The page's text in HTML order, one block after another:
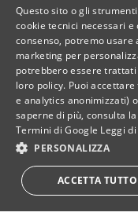
Mappa del sito
Cookie Policy
Contatti
C. Fiscale: 80071270153
Dona il tuo 5 per mille!
Questo sito o gli
cookie tecnici necessari
consenso, potremo usare
marketing per
potrebbero essere trattati
loro policy. Puoi
e analytics anonimizzati)
saperne di più, consulta
Termini di Google Leggi
PERSONALIZZA
ACCETTA TUTTO